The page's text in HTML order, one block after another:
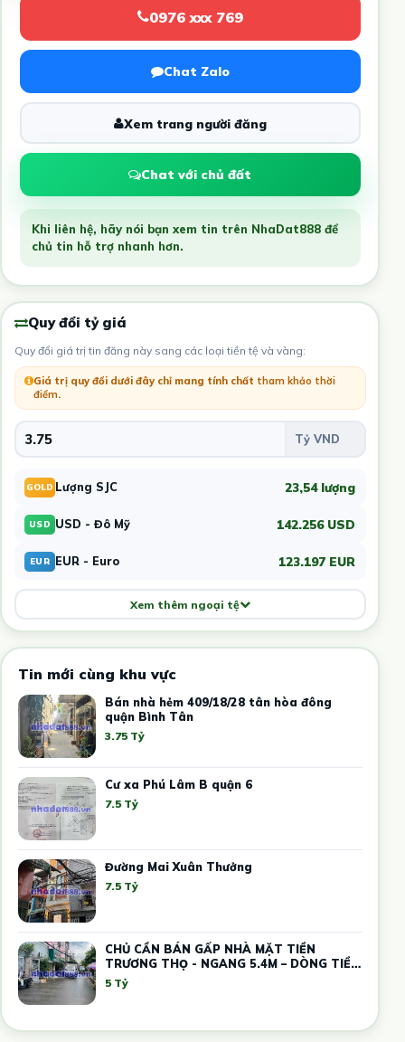
0976 xxx 769
Chat Zalo
Xem trang người đăng
Chat với chủ đất
Khi liên hệ, hãy nói bạn xem tin trên NhaDat888 để
chủ tin hỗ trợ nhanh hơn.
Quy đổi tỷ giá
Quy đổi giá trị tin đăng này sang các loại tiền tệ và vàng:
Giá trị quy đổi dưới đây chỉ mang tính chất tham khảo thời
điểm.
GOLD Lượng SJC 23,54 lượng
USD USD - Đô Mỹ 142.256 USD
EUR EUR - Euro 123.197 EUR
Xem thêm ngoại tệ
Tin mới cùng khu vực
Bán nhà hẻm 409/18/28 tân hòa đông
quận Bình Tân
3.75 Tỷ
Cư xa Phú Lâm B quận 6
7.5 Tỷ
Đường Mai Xuân Thưởng
7.5 Tỷ
CHỦ CẦN BÁN GẤP NHÀ MẶT TIỀN
TRƯƠNG THỌ - NGANG 5.4M – DÒNG TIỀN
12 TRIỆU
5 Tỷ